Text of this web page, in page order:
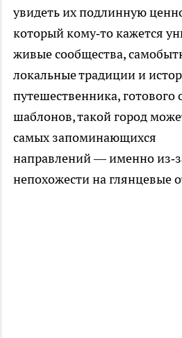
увидеть их подлинную
который кому‑то кажется
живые сообщества,
локальные традиции и
путешественника, готового
шаблонов, такой город
самых запоминающихся
направлений — именно
непохожести на глянцевые